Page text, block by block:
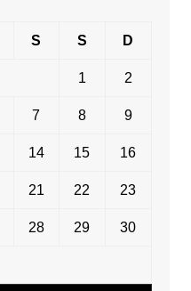
S S D
1 2
7 8 9
14 15 16
21 22 23
28 29 30